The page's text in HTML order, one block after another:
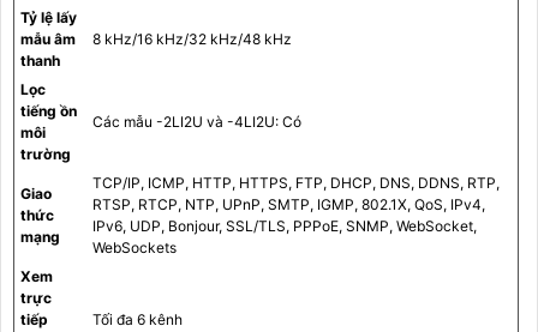
Tỷ lệ lấy
mẫu âm
thanh
8 kHz/16 kHz/32 kHz/48 kHz
Lọc
tiếng ồn
môi
trường
Các mẫu -2LI2U và -4LI2U: Có
Giao
thức
mạng
TCP/IP, ICMP, HTTP, HTTPS, FTP, DHCP, DNS, DDNS, RTP,
RTSP, RTCP, NTP, UPnP, SMTP, IGMP, 802.1X, QoS, IPv4,
IPv6, UDP, Bonjour, SSL/TLS, PPPoE, SNMP, WebSocket,
WebSockets
Xem
trực
tiếp
Tối đa 6 kênh